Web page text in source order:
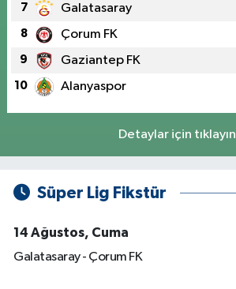
7 Galatasaray
8 Çorum FK
9 Gaziantep FK
10 Alanyaspor
Detaylar için tıklayın
Süper Lig Fikstür
14 Ağustos, Cuma
Galatasaray - Çorum FK